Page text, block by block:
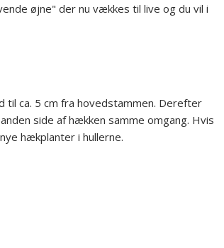
øjne" der nu vækkes til live og du vil i
ca. 5 cm fra hovedstammen. Derefter
side af hækken samme omgang. Hvis
hækplanter i hullerne.